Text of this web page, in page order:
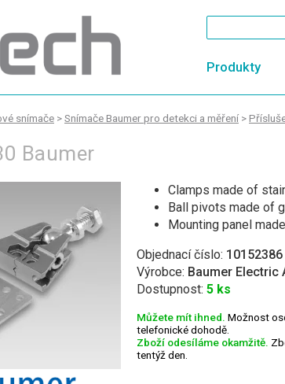
Produkty
snímače >Snímače Baumer pro detekci a měření >
Baumer
Clamps made of
Ball pivots made of
Mounting panel
Objednací číslo: 10152386
Výrobce: Baumer Electric
Dostupnost: 5 ks
Můžete mít ihned. Možnost
telefonické dohodě.
Zboží odesíláme okamžitě.
tentýž den.